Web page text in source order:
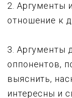
2. Аргументы
отношение к
3. Аргументы
оппонентов,
выяснить,
интересны и